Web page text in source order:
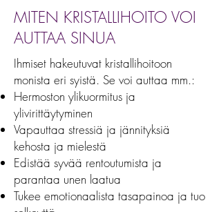
MITEN KRISTALLIHOITO VOI
AUTTAA SINUA
Ihmiset hakeutuvat kristallihoitoon
monista eri syistä. Se voi auttaa mm.:
Hermoston ylikuormitus ja
ylivirittäytyminen
Vapauttaa stressiä ja jännityksiä
kehosta ja mielestä
Edistää syvää rentoutumista ja
parantaa unen laatua
Tukee emotionaalista tasapainoa ja tuo